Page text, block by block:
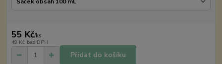
55 Kč/ks
49 Kč bez DPH
Přidat do košíku